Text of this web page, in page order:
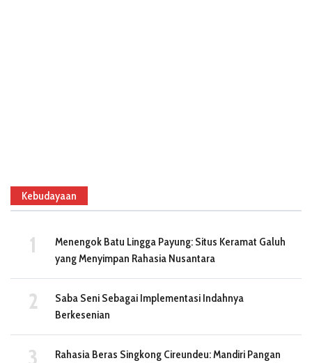
Kebudayaan
Menengok Batu Lingga Payung: Situs Keramat Galuh
yang Menyimpan Rahasia Nusantara
Saba Seni Sebagai Implementasi Indahnya
Berkesenian
Rahasia Beras Singkong Cireundeu: Mandiri Pangan